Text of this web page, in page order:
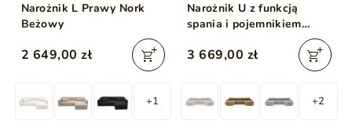
Narożnik L Prawy Nork
Beżowy
2 649,00 zł
+1
Narożnik U z funkcją
spania i pojemnikiem
3 669,00 zł
+2